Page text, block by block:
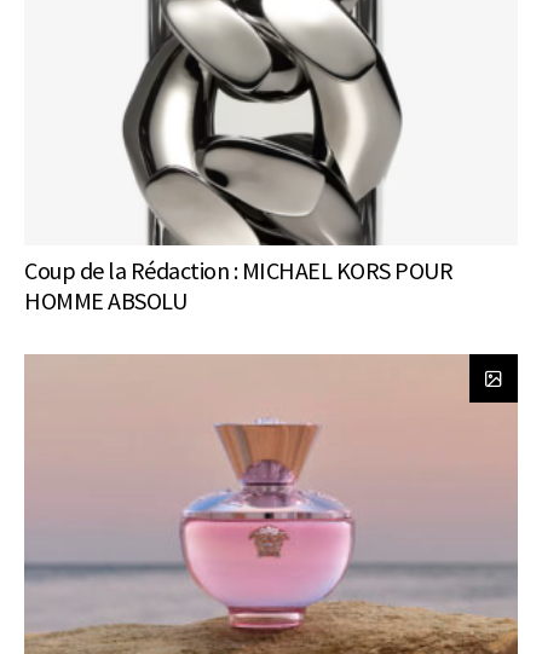
Coup de la Rédaction : MICHAEL KORS POUR
HOMME ABSOLU